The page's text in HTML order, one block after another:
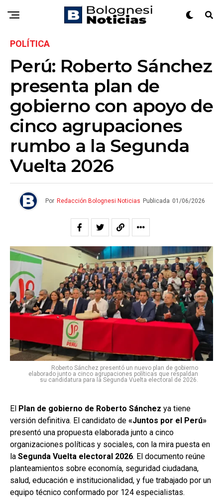
POLÍTICA
Perú: Roberto Sánchez
presenta plan de
gobierno con apoyo de
cinco agrupaciones
rumbo a la Segunda
Vuelta 2026
Por Redacción Bolognesi Noticias Publicada 01/06/2026
Roberto Sánchez presentó un nuevo plan de gobierno
elaborado junto a cinco agrupaciones políticas que respaldan
su candidatura para la Segunda Vuelta electoral de 2026.
El Plan de gobierno de Roberto Sánchez ya tiene
versión definitiva. El candidato de «Juntos por el Perú»
presentó una propuesta elaborada junto a cinco
organizaciones políticas y sociales, con la mira puesta en
la Segunda Vuelta electoral 2026. El documento reúne
planteamientos sobre economía, seguridad ciudadana,
salud, educación e institucionalidad, y fue trabajado por un
equipo técnico conformado por 124 especialistas.